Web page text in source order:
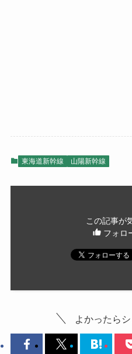
東海道新幹線 山陽新幹線
この記事が
フォロ
よかったら